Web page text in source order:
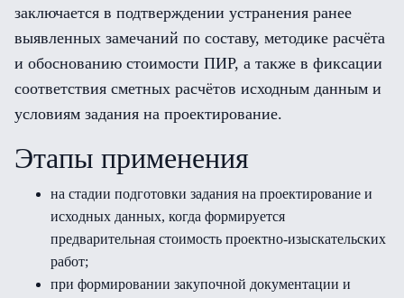
заключается в подтверждении устранения ранее
выявленных замечаний по составу, методике расчёта
и обоснованию стоимости ПИР, а также в фиксации
соответствия сметных расчётов исходным данным и
условиям задания на проектирование.
Этапы применения
на стадии подготовки задания на проектирование и
исходных данных, когда формируется
предварительная стоимость проектно-изыскательских
работ;
при формировании закупочной документации и